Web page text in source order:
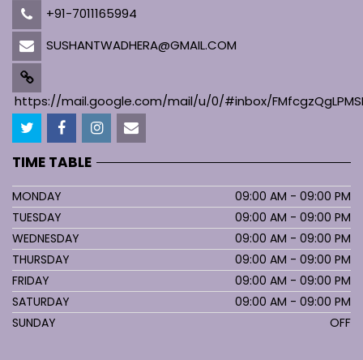
+91-7011165994
SUSHANTWADHERA@GMAIL.COM
https://mail.google.com/mail/u/0/#inbox/
TIME TABLE
MONDAY
09:00 AM - 09:00 PM
TUESDAY
09:00 AM - 09:00 PM
WEDNESDAY
09:00 AM - 09:00 PM
THURSDAY
09:00 AM - 09:00 PM
FRIDAY
09:00 AM - 09:00 PM
SATURDAY
09:00 AM - 09:00 PM
SUNDAY
OFF